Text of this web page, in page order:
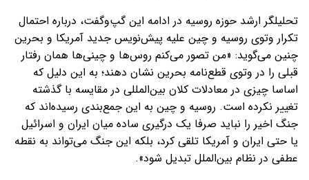
تحلیلگر ارشد حوزه روسیه در ادامه این گپ‌وگفت، درباره احتمال
تکرار وتوی روسیه و چین علیه پیش‌نویس جدید آمریکا و بحرین
چنین می‌گوید: «من تصور می‌کنم روس‌ها و چینی‌ها همان رفتار
قبلی را در وتوی قطع‌نامه بحرین نشان دهند؛ به این دلیل که
اساسا چیزی در معادلات کلان بین‌المللی در مقایسه با گذشته
تغییر نکرده است. روسیه و چین به این جمع‌بندی رسیده‌اند که
جنگ اخیر را نباید صرفا یک درگیری ساده میان ایران و اسرائیل
یا حتی ایران و آمریکا تلقی کرد، بلکه این جنگ می‌تواند به نقطه
عطفی در نظام بین‌الملل تبدیل شود».